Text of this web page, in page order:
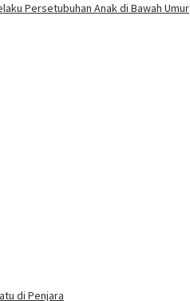
Persetubuhan Anak di Bawah Umur